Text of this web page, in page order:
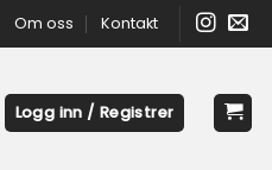
Om oss Kontakt
Logg inn / Registrer